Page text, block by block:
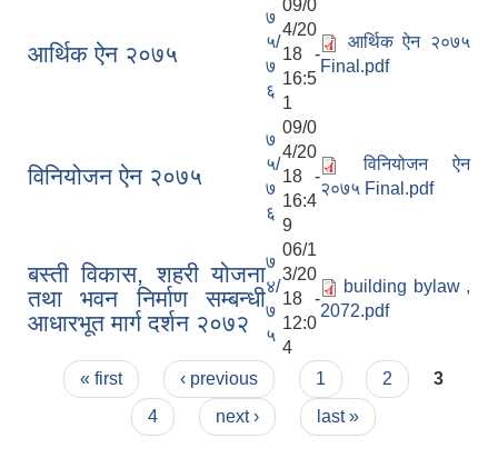
आर्थिक ऐन २०७५
७
५/
७
६
09/0
4/20
18 -
16:5
1
आर्थिक ऐन २०७५
Final.pdf
विनियोजन ऐन २०७५
७
५/
७
६
09/0
4/20
18 -
16:4
9
विनियोजन ऐन
२०७५ Final.pdf
बस्ती विकास, शहरी योजना
तथा भवन निर्माण सम्बन्धी
आधारभूत मार्ग दर्शन २०७२
७
४/
७
५
06/1
3/20
18 -
12:0
4
building bylaw ,
2072.pdf
Pages
« first ‹ previous 1 2
3
4
next › last »